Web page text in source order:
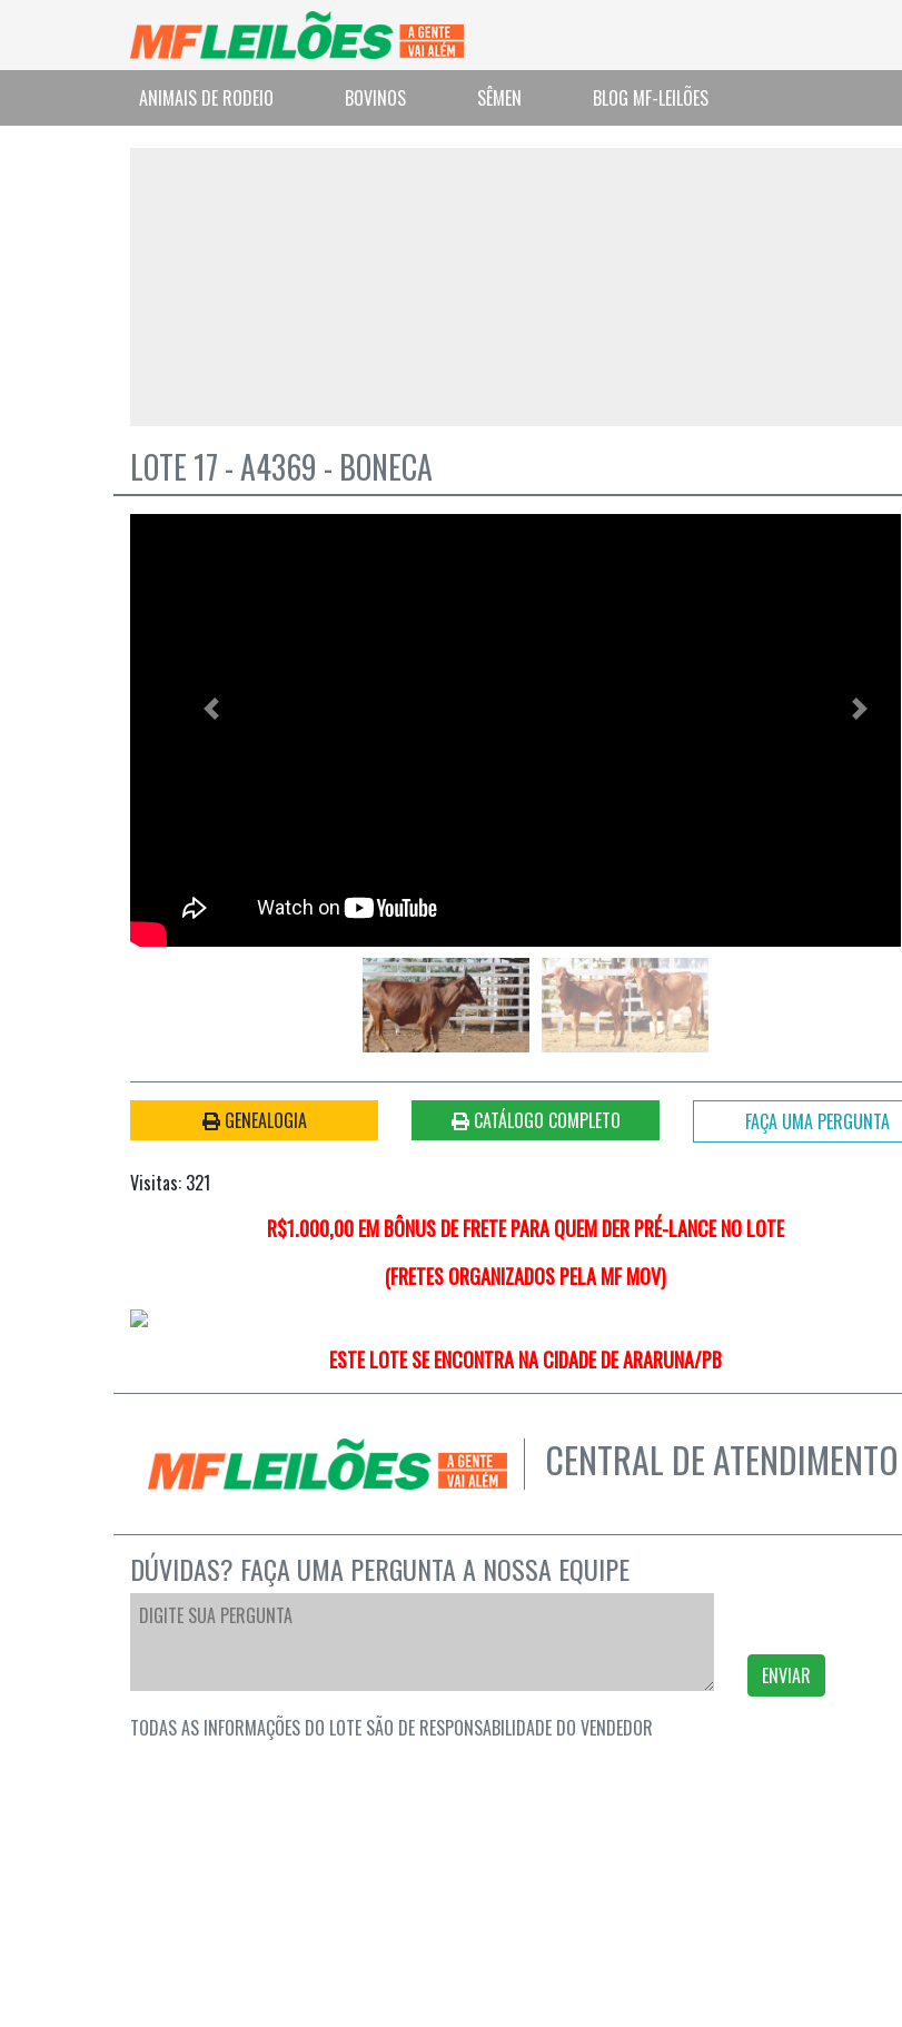
ANIMAIS DE RODEIO BOVINOS SÊMEN BLOG MF-LEILÕES
LOTE 17 - A4369 - BONECA
Previous Próximo
GENEALOGIA CATÁLOGO COMPLETO FAÇA UMA PERGUNTA
Visitas: 321
R$1.000,00 EM BÔNUS DE FRETE PARA QUEM DER PRÉ-LANCE NO LOTE
(FRETES ORGANIZADOS PELA MF MOV)
ESTE LOTE SE ENCONTRA NA CIDADE DE ARARUNA/PB
CENTRAL DE ATENDIMENTO
DÚVIDAS? FAÇA UMA PERGUNTA A NOSSA EQUIPE
ENVIAR
TODAS AS INFORMAÇÕES DO LOTE SÃO DE RESPONSABILIDADE DO VENDEDOR